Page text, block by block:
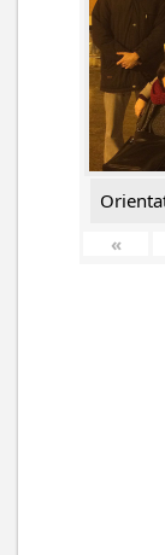
«